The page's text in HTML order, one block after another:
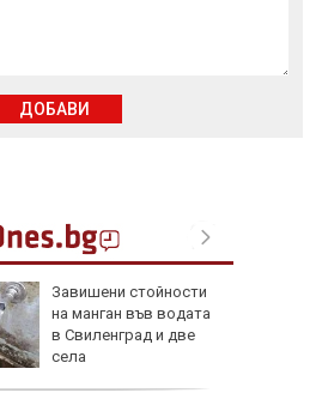
Завишени стойности
на манган във водата
в Свиленград и две
села
ДОБАВИ